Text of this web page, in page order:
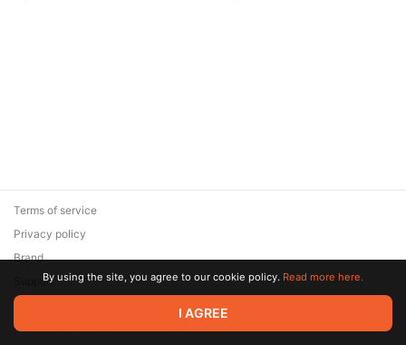
© 2026 Zaya Solutions Limited. All rights reserved. All trademarks
are the property of their respective owners.
Terms of service
Privacy policy
Brand
SupportBy using the site, you agree to our cookie policy. Read more here.
I AGREE